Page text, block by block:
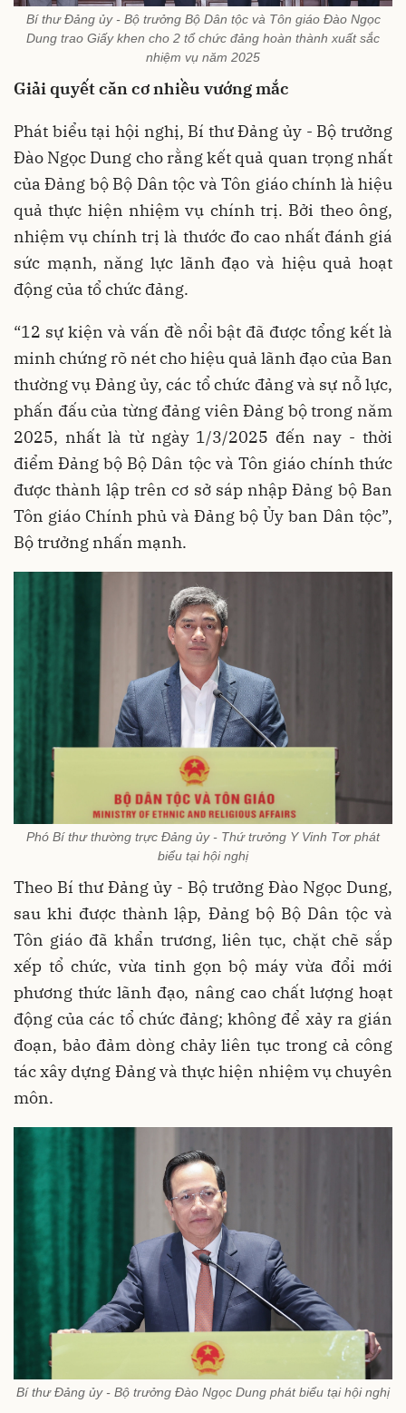
Bí thư Đảng ủy - Bộ trưởng Bộ Dân tộc và Tôn giáo Đào Ngọc
Dung trao Giấy khen cho 2 tổ chức đảng hoàn thành xuất sắc
nhiệm vụ năm 2025
Giải quyết căn cơ nhiều vướng mắc
Phát biểu tại hội nghị, Bí thư Đảng ủy - Bộ trưởng
Đào Ngọc Dung cho rằng kết quả quan trọng nhất
của Đảng bộ Bộ Dân tộc và Tôn giáo chính là hiệu
quả thực hiện nhiệm vụ chính trị. Bởi theo ông,
nhiệm vụ chính trị là thước đo cao nhất đánh giá
sức mạnh, năng lực lãnh đạo và hiệu quả hoạt
động của tổ chức đảng.
“12 sự kiện và vấn đề nổi bật đã được tổng kết là
minh chứng rõ nét cho hiệu quả lãnh đạo của Ban
thường vụ Đảng ủy, các tổ chức đảng và sự nỗ lực,
phấn đấu của từng đảng viên Đảng bộ trong năm
2025, nhất là từ ngày 1/3/2025 đến nay - thời
điểm Đảng bộ Bộ Dân tộc và Tôn giáo chính thức
được thành lập trên cơ sở sáp nhập Đảng bộ Ban
Tôn giáo Chính phủ và Đảng bộ Ủy ban Dân tộc”,
Bộ trưởng nhấn mạnh.
Phó Bí thư thường trực Đảng ủy - Thứ trưởng Y Vinh Tơr phát
biểu tại hội nghị
Theo Bí thư Đảng ủy - Bộ trưởng Đào Ngọc Dung,
sau khi được thành lập, Đảng bộ Bộ Dân tộc và
Tôn giáo đã khẩn trương, liên tục, chặt chẽ sắp
xếp tổ chức, vừa tinh gọn bộ máy vừa đổi mới
phương thức lãnh đạo, nâng cao chất lượng hoạt
động của các tổ chức đảng; không để xảy ra gián
đoạn, bảo đảm dòng chảy liên tục trong cả công
tác xây dựng Đảng và thực hiện nhiệm vụ chuyên
môn.
Bí thư Đảng ủy - Bộ trưởng Đào Ngọc Dung phát biểu tại hội nghị